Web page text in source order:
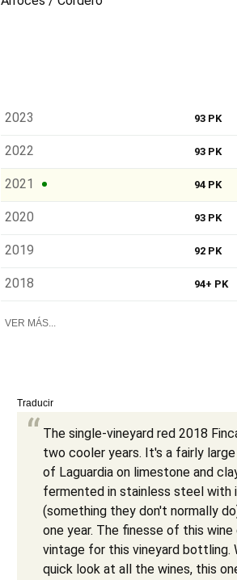
2023 93 PK
2022 93 PK
2021 94 PK
2020 93 PK
2019 92 PK
2018 94+ PK
VER MÁS...
Traducir
The single-vineyard red 2018
two cooler years. It's a fairly
of Laguardia on limestone and
fermented in stainless steel with
(something they don't normally
one year. The finesse of this
vintage for this vineyard bottling.
quick look at all the wines, this